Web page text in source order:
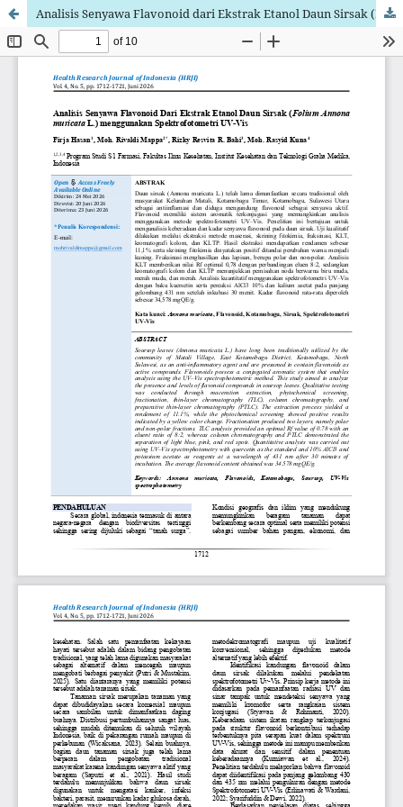
Analisis Senyawa Flavonoid dari Ekstrak Etanol Daun Sirsak (Folium Annona muricata L.) menggunakan Spektrofotometri UV-Vis